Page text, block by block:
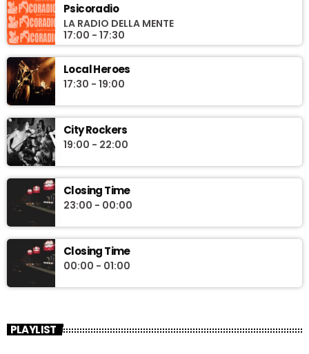
Psicoradio
LA RADIO DELLA MENTE
17:00 - 17:30
Local Heroes
17:30 - 19:00
City Rockers
19:00 - 22:00
Closing Time
23:00 - 00:00
Closing Time
00:00 - 01:00
PLAYLIST